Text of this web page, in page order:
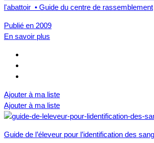
l'abattoir • Guide du centre de rassemblement
Publié en 2009
En savoir plus
Ajouter à ma liste
Ajouter à ma liste
Guide de l’éleveur pour l’identification des